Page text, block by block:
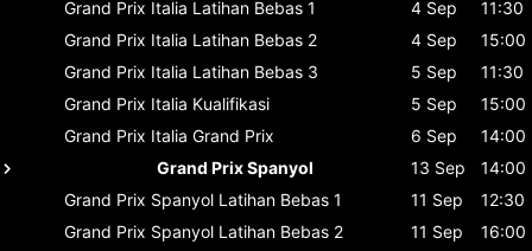
Grand Prix Italia Latihan Bebas 1 4 Sep
11:30
Grand Prix Italia Latihan Bebas 2 4 Sep
15:00
Grand Prix Italia Latihan Bebas 3 5 Sep
11:30
Grand Prix Italia Kualifikasi 5 Sep
15:00
Grand Prix Italia Grand Prix 6 Sep
14:00
Grand Prix Spanyol
13 Sep
14:00
Grand Prix Spanyol Latihan Bebas 1 11 Sep
12:30
Grand Prix Spanyol Latihan Bebas 2 11 Sep
16:00